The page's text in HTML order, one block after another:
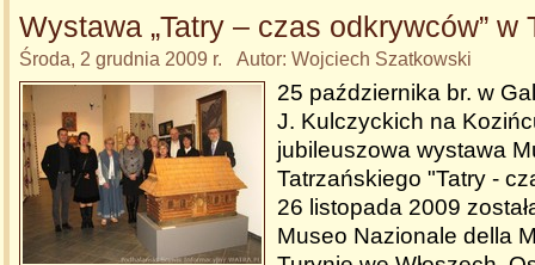
Wystawa „Tatry – czas odkrywców” w
Środa, 2 grudnia 2009 r. Autor: Wojciech Szatkowski
25 października br. w
J. Kulczyckich na
jubileuszowa wystawa
Tatrzańskiego "Tatry -
26 listopada 2009
Museo Nazionale della